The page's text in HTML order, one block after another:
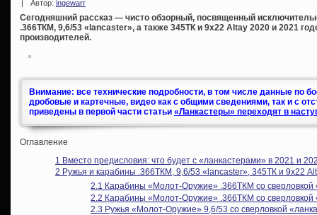
| Автор: ingewarr
Сегодняшний рассказ — чисто обзорный, посвященный
.366ТКМ, 9,6/53 «lancaster», а также 345ТК и 9х22 Altay 2020 и 2021
производителей.
Внимание: все технические подробности, в том числе данные по
дробовые и картечные, видео как с общими сведениями, так и с
приведены в первой части статьи «Ланкастеры» переходят в
Оглавление
1 Вместо предисловия: что будет с «ланкастерами» в 2021 и
2 Ружья и карабины .366ТКМ, 9,6/53 «lancaster», 345ТК и 9х22
2.1 Карабины «Молот-Оружие» .366ТКМ со сверловкой
2.2 Карабины «Молот-Оружие» .366ТКМ со сверловкой
2.3 Ружья «Молот-Оружие» 9,6/53 со сверловкой